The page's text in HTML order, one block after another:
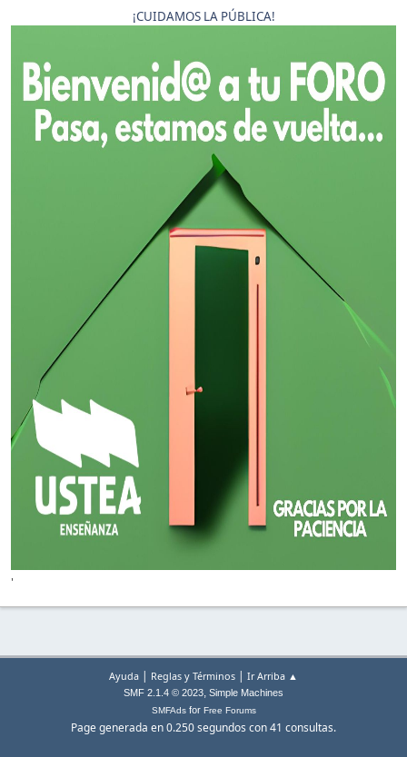
¡CUIDAMOS LA PÚBLICA!
'
Ayuda | Reglas y Términos | Ir Arriba ▲
SMF 2.1.4 © 2023, Simple Machines
SMFAdsfor Free Forums
Page generada en 0.250 segundos con 41 consultas.